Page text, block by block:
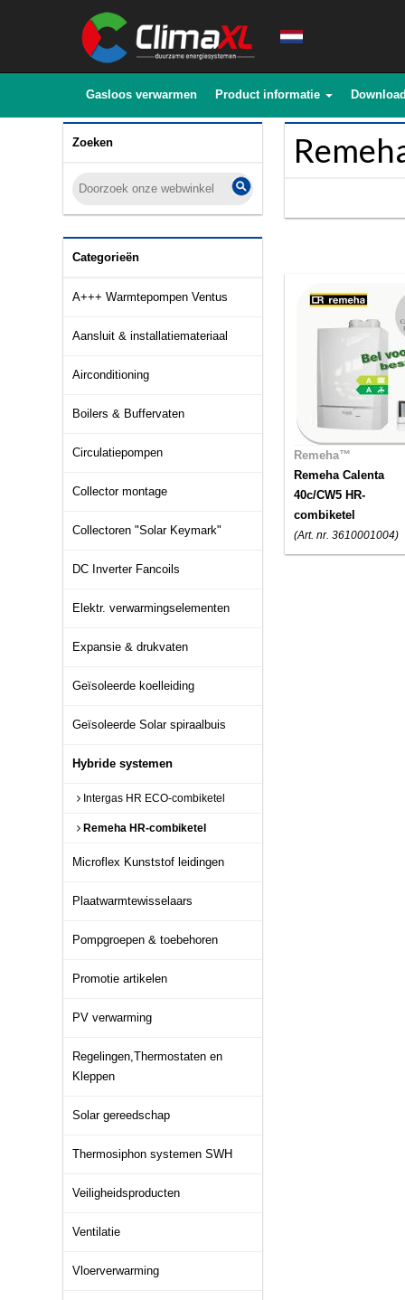
Gasloos verwarmen Product informatie
Zoeken
Categorieën
A+++ Warmtepompen Ventus
Aansluit & installatiemateriaal
Airconditioning
Boilers & Buffervaten
Circulatiepompen
Collector montage
Collectoren "Solar Keymark"
DC Inverter Fancoils
Elektr. verwarmingselementen
Expansie & drukvaten
Geïsoleerde koelleiding
Geïsoleerde Solar spiraalbuis
Hybride systemen
Intergas HR ECO-combiketel
Remeha HR-combiketel
Microflex Kunststof leidingen
Plaatwarmtewisselaars
Pompgroepen & toebehoren
Promotie artikelen
PV verwarming
Regelingen,Thermostaten en
Kleppen
Solar gereedschap
Thermosiphon systemen SWH
Veiligheidsproducten
Ventilatie
Vloerverwarming
Remeha™
Remeha Calenta
40c/CW5 HR-
combiketel
(Art. nr. 3610001004)